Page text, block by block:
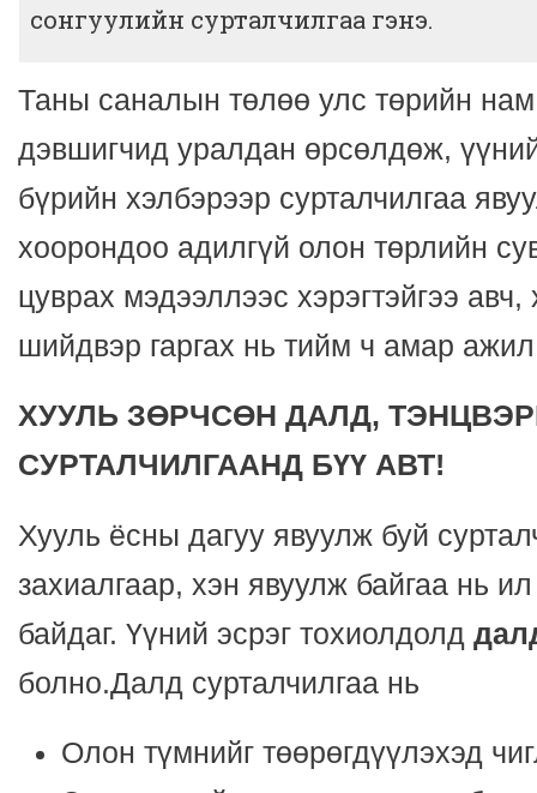
сонгуулийн сурталчилгаа гэнэ.
Таны саналын төлөө улс төрийн
дэвшигчид уралдан өрсөлдөж,
бүрийн хэлбэрээр сурталчилгаа
хоорондоо адилгүй олон төрлийн
цуврах мэдээллээс хэрэгтэйгээ авч,
шийдвэр гаргах нь тийм ч амар
ХУУЛЬ ЗӨРЧСӨН ДАЛД,
СУРТАЛЧИЛГААНД БҮҮ АВТ!
Хууль ёсны дагуу явуулж буй
захиалгаар, хэн явуулж байгаа нь
байдаг. Үүний эсрэг тохиолдолд
болно.Далд сурталчилгаа нь
Олон түмнийг төөрөгдүүлэхэд